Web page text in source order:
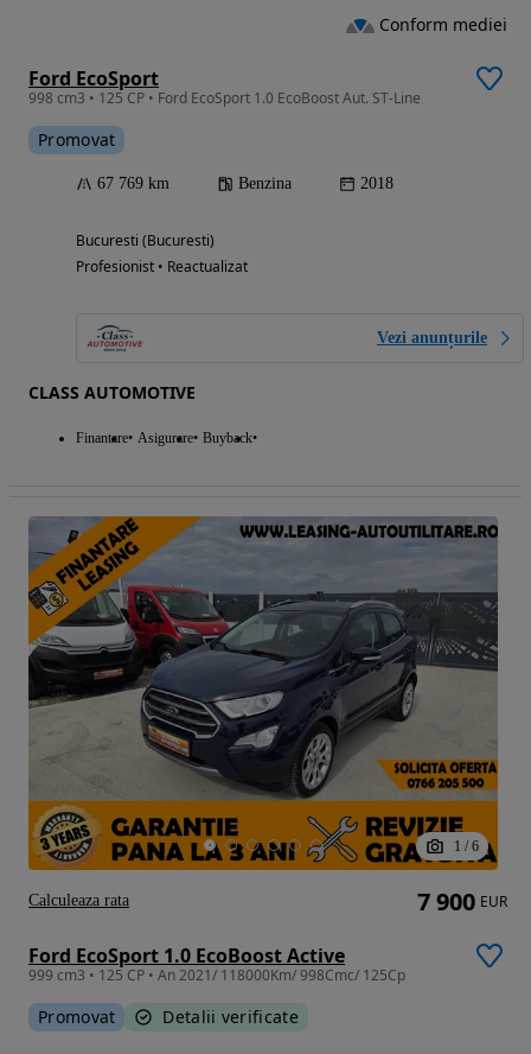
Ford EcoSport
998 cm3 • 125 CP • Ford EcoSport 1.0 EcoBoost Aut. ST-Line
Promovat
67 769 km Benzina 2018
Bucuresti (Bucuresti)
Profesionist • Reactualizat
Vezi anunțurile
CLASS AUTOMOTIVE
Finantare Asigurare Buyback
Conform mediei
1 / 6
Ford EcoSport 1.0 EcoBoost Active
999 cm3 • 125 CP • An 2021/ 118000Km/ 998Cmc/ 125Cp
Promovat Detalii verificate
7 900 EUR
Calculeaza rata